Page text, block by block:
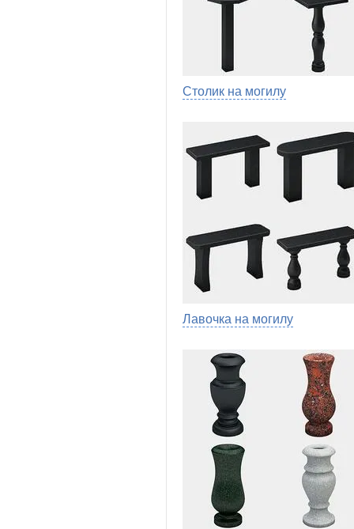
Столик на могилу
Лавочка на могилу